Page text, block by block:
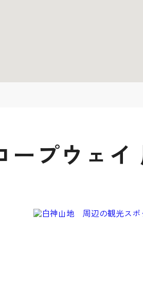
ープウェ